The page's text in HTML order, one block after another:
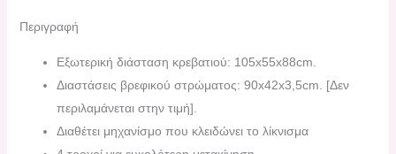
Περιγραφή
Εξωτερική διάσταση κρεβατιού: 105x55x88cm.
Διαστάσεις βρεφικού στρώματος: 90x42x3,5cm. [Δεν
περιλαμάνεται στην τιμή].
Διαθέτει μηχανίσμο που κλειδώνει το λίκνισμα